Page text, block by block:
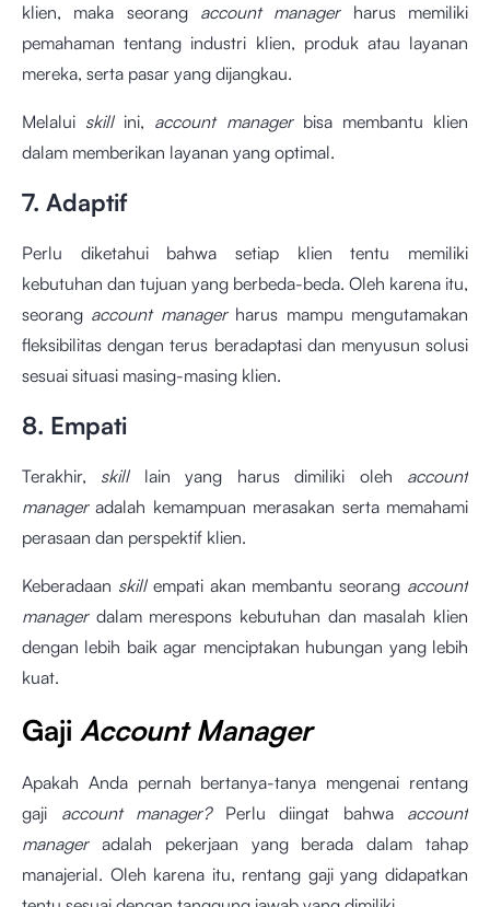
klien, maka seorang account managerharus memiliki
pemahaman tentang industri klien, produk atau layanan
mereka, serta pasar yang dijangkau.
Melalui skill ini, account manager bisa membantu klien
dalam memberikan layanan yang optimal.
7. Adaptif
Perlu diketahui bahwa setiap klien tentu memiliki
kebutuhan dan tujuan yang berbeda-beda. Oleh karena itu,
seorang account managerharus mampu mengutamakan
fleksibilitas dengan terus beradaptasi dan menyusun solusi
sesuai situasi masing-masing klien.
8. Empati
Terakhir, skill lain yang harus dimiliki oleh account
manageradalah kemampuan merasakan serta memahami
perasaan dan perspektif klien.
Keberadaan skill empati akan membantu seorang account
managerdalam merespons kebutuhan dan masalah klien
dengan lebih baik agar menciptakan hubungan yang lebih
kuat.
Gaji Account Manager
Apakah Anda pernah bertanya-tanya mengenai rentang
gaji account manager? Perlu diingat bahwa account
manager adalah pekerjaan yang berada dalam tahap
manajerial. Oleh karena itu, rentang gaji yang didapatkan